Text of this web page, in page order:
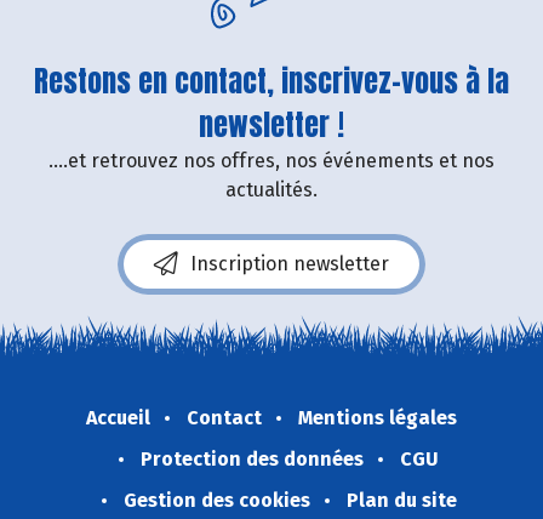
Restons en contact, inscrivez-vous à la
newsletter !
....et retrouvez nos offres, nos événements et nos
actualités.
Inscription newsletter
Accueil Contact
Mentions légales
Protection des données
CGU
Gestion des cookies
Plan du site